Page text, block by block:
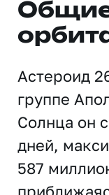
Общие
Астероид
группе
Солнца он
дней,
587